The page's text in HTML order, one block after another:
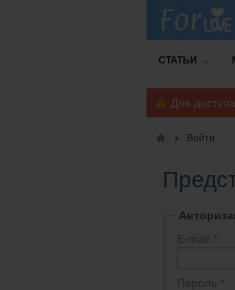
СТАТЬИ
Для
Войти
E-mail
Пароль